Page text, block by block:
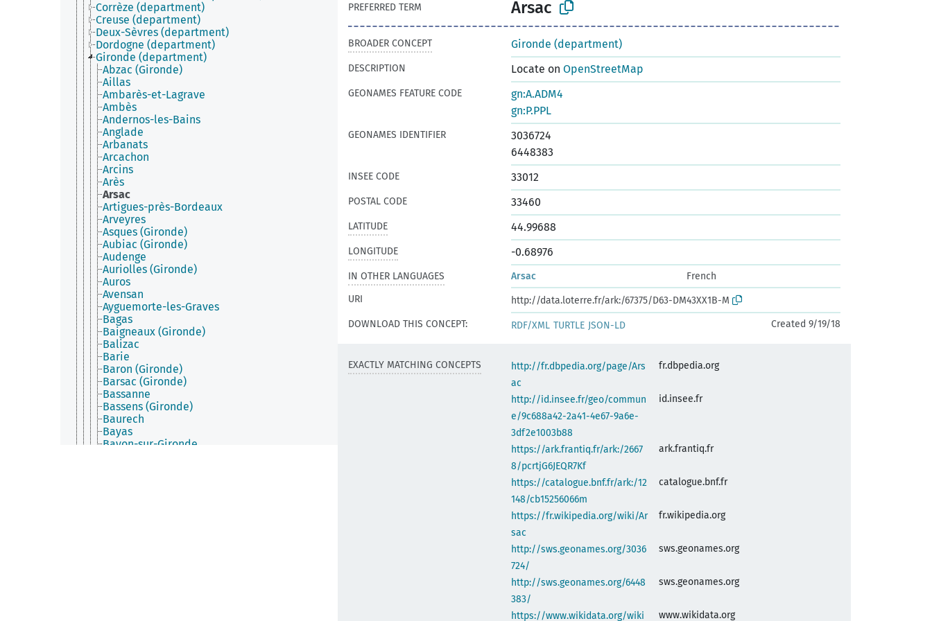
Corrèze (department)
Creuse (department)
Deux-Sèvres (department)
Dordogne (department)
Gironde (department)
Abzac (Gironde)
Aillas
Ambarès-et-Lagrave
Ambès
Andernos-les-Bains
Anglade
Arbanats
Arcachon
Arcins
Arès
Arsac
Artigues-près-Bordeaux
Arveyres
Asques (Gironde)
Aubiac (Gironde)
Audenge
Auriolles (Gironde)
Auros
Avensan
Ayguemorte-les-Graves
Bagas
Baigneaux (Gironde)
Balizac
Barie
Baron (Gironde)
Barsac (Gironde)
Bassanne
Bassens (Gironde)
Baurech
Bayas
Bayon-sur-Gironde
PREFERRED TERM
Arsac
BROADER CONCEPT Gironde (department)
DESCRIPTION Locate on OpenStreetMap
GEONAMES FEATURE CODE
gn:A.ADM4
gn:P.PPL
GEONAMES IDENTIFIER
3036724
6448383
INSEE CODE 33012
POSTAL CODE 33460
LATITUDE 44.99688
LONGITUDE -0.68976
IN OTHER LANGUAGES Arsac
French
URI
http://data.loterre.fr/ark:/67375/D63-DM43XX1B-M
DOWNLOAD THIS CONCEPT:
RDF/XML TURTLE JSON-LD Created 9/19/18
EXACTLY MATCHING CONCEPTS
http://fr.dbpedia.org/page/Ars
ac
fr.dbpedia.org
http://id.insee.fr/geo/commun
e/9c688a42-2a41-4e67-9a6e-
3df2e1003b88
id.insee.fr
https://ark.frantiq.fr/ark:/2667
8/pcrtjG6JEQR7Kf
ark.frantiq.fr
https://catalogue.bnf.fr/ark:/12
148/cb15256066m
catalogue.bnf.fr
https://fr.wikipedia.org/wiki/Ar
sac
fr.wikipedia.org
http://sws.geonames.org/3036
724/
sws.geonames.org
http://sws.geonames.org/6448
383/
sws.geonames.org
https://www.wikidata.org/wiki www.wikidata.org